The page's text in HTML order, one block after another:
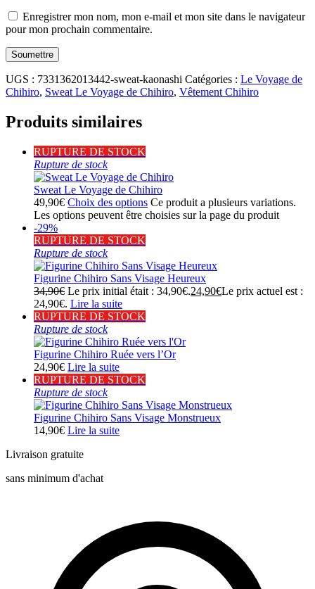
Enregistrer mon nom, mon e-mail et mon site dans le navigateur
pour mon prochain commentaire.
UGS : 7331362013442-sweat-kaonashi Catégories : Le Voyage de
Chihiro, Sweat Le Voyage de Chihiro, Vêtement Chihiro
Produits similaires
RUPTURE DE STOCK
Rupture de stock
Sweat Le Voyage de Chihiro
49,90€ Choix des options Ce produit a plusieurs variations.
Les options peuvent être choisies sur la page du produit
-29%
RUPTURE DE STOCK
Rupture de stock
Figurine Chihiro Sans Visage Heureux
34,90€ Le prix initial était : 34,90€.24,90€Le prix actuel est :
24,90€. Lire la suite
RUPTURE DE STOCK
Rupture de stock
Figurine Chihiro Ruée vers l’Or
24,90€ Lire la suite
RUPTURE DE STOCK
Rupture de stock
Figurine Chihiro Sans Visage Monstrueux
14,90€ Lire la suite
Livraison gratuite
sans minimum d'achat